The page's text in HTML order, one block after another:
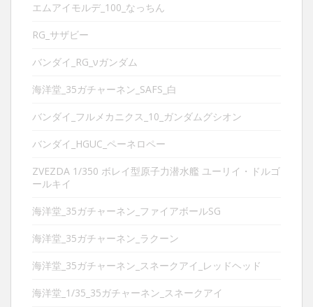
エムアイモルデ_100_なっちん
RG_サザビー
バンダイ_RG_νガンダム
海洋堂_35ガチャーネン_SAFS_白
バンダイ_フルメカニクス_10_ガンダムグシオン
バンダイ_HGUC_ペーネロペー
ZVEZDA 1/350 ボレイ型原子力潜水艦 ユーリイ・ドルゴ
ールキイ
海洋堂_35ガチャーネン_ファイアボールSG
海洋堂_35ガチャーネン_ラクーン
海洋堂_35ガチャーネン_スネークアイ_レッドヘッド
海洋堂_1/35_35ガチャーネン_スネークアイ